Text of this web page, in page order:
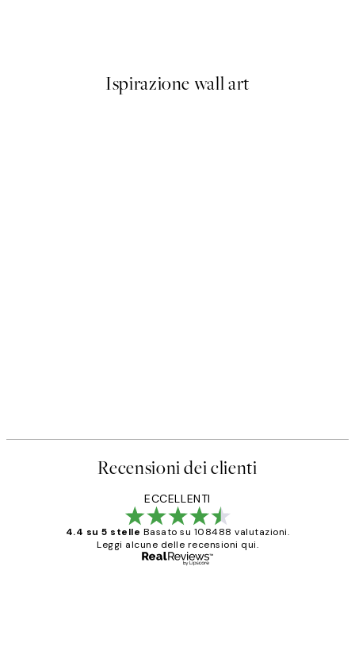
Ispirazione wall art
Recensioni dei clienti
ECCELLENTI
4.4 su 5 stelle Basato su 108488 valutazioni.
Leggi alcune delle recensioni qui.